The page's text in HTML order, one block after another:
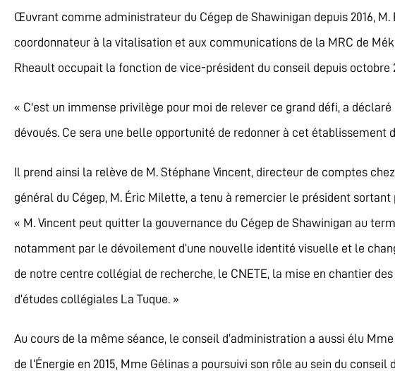
Œuvrant comme administrateur du Cégep de Shawinigan depuis 2016,
coordonnateur à la vitalisation et aux communications de la MRC de
Rheault occupait la fonction de vice-président du conseil depuis octobre
« C'est un immense privilège pour moi de relever ce grand défi, a
dévoués. Ce sera une belle opportunité de redonner à cet
Il prend ainsi la relève de M. Stéphane Vincent, directeur de comptes
général du Cégep, M. Éric Milette, a tenu à remercier le président
« M. Vincent peut quitter la gouvernance du Cégep de Shawinigan au
notamment par le dévoilement d’une nouvelle identité visuelle et le
de notre centre collégial de recherche, le CNETE, la mise en chantier
d’études collégiales La Tuque. »
Au cours de la même séance, le conseil d’administration a aussi élu
de l’Énergie en 2015, Mme Gélinas a poursuivi son rôle au sein du